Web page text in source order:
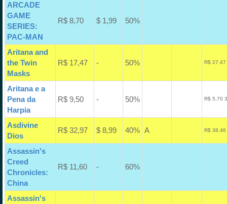
ARCADE
GAME
SERIES:
PAC-MAN
R$ 8,70 $ 1,99 50%
Aritana and
the Twin
Masks
R$ 17,47 - 50% R$
Aritana e a
Pena da
Harpia
R$ 9,50 - 50% R$ 5,70
Asdivine
Dios
R$ 32,97 $ 8,99 40% A R$
Assassin's
Creed
Chronicles:
China
R$ 11,60 - 60%
Assassin's